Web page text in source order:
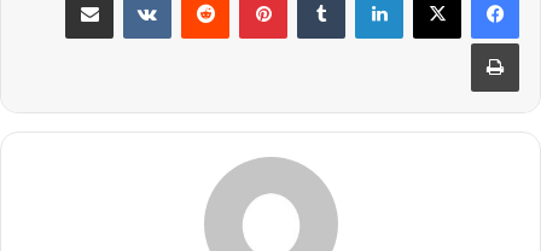
طباعة